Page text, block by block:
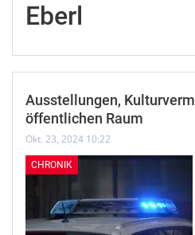
Eberl
Ausstellungen,
öffentlichen Raum
Okt. 23, 2024 10:22
CHRONIK